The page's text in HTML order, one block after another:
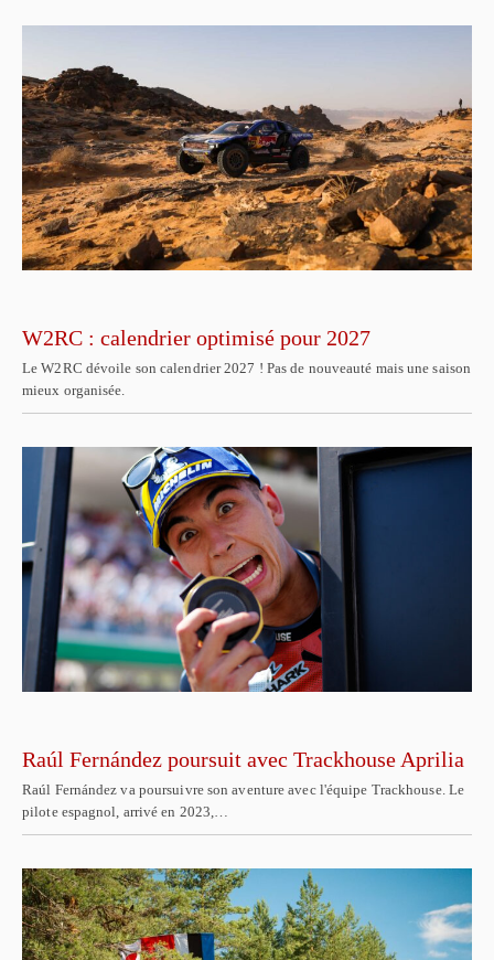
W2RC : calendrier optimisé pour 2027
Le W2RC dévoile son calendrier 2027 ! Pas de nouveauté mais une saison
mieux organisée.
Raúl Fernández poursuit avec Trackhouse Aprilia
Raúl Fernández va poursuivre son aventure avec l'équipe Trackhouse. Le
pilote espagnol, arrivé en 2023,…